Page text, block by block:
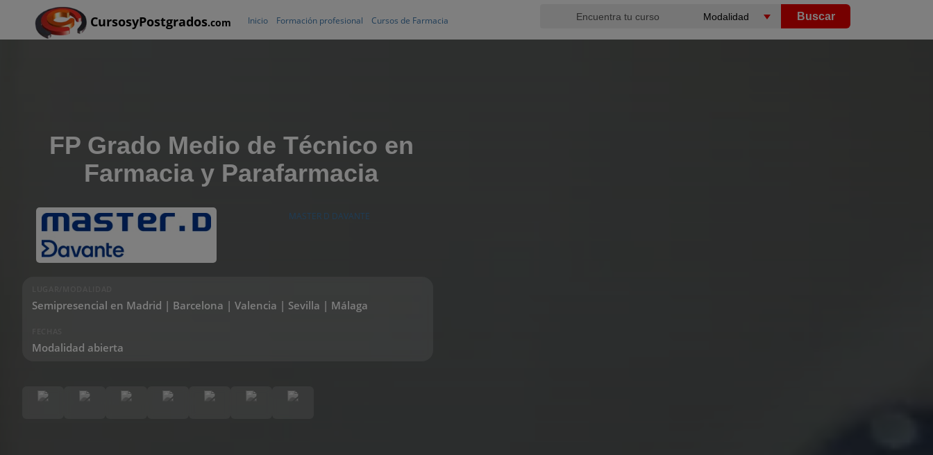
CursosyPostgrados.com Buscar
Inicio Formación profesional Cursos de Farmacia
FP Grado Medio de Técnico en
Farmacia y Parafarmacia
MASTER D DAVANTE
Semipresencial en Madrid | Barcelona | Valencia | Sevilla | Málaga
Modalidad abierta